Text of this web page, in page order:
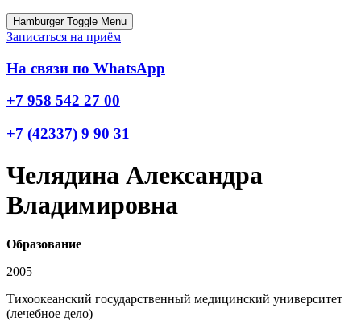
Hamburger Toggle Menu
Записаться на приём
На связи по WhatsApp
+7 958 542 27 00
+7 (42337) 9 90 31
Челядина Александра
Владимировна
Образование
2005
Тихоокеанский государственный медицинский университет
(лечебное дело)